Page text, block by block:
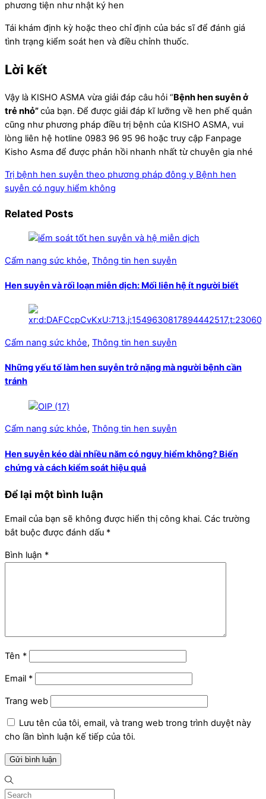
phương tiện như nhật ký hen
Tái khám định kỳ hoặc theo chỉ định của bác sĩ để đánh giá
tình trạng kiểm soát hen và điều chỉnh thuốc.
Lời kết
Vậy là KISHO ASMA vừa giải đáp câu hỏi “Bệnh hen suyễn ở
trẻ nhỏ”của bạn. Để được giải đáp kĩ lưỡng về hen phế quản
cũng như phương pháp điều trị bệnh của KISHO ASMA, vui
lòng liên hệ hotline 0983 96 95 96 hoặc truy cập Fanpage
Kisho Asma để được phản hồi nhanh nhất từ chuyên gia nhé
Trị bệnh hen suyễn theo phương pháp đông y Bệnh hen
suyễn có nguy hiểm không
Related Posts
Cẩm nang sức khỏe, Thông tin hen suyễn
Hen suyễn và rối loạn miễn dịch: Mối liên hệ ít người biết
Cẩm nang sức khỏe, Thông tin hen suyễn
Những yếu tố làm hen suyễn trở nặng mà người bệnh cần
tránh
Cẩm nang sức khỏe, Thông tin hen suyễn
Hen suyễn kéo dài nhiều năm có nguy hiểm không? Biến
chứng và cách kiểm soát hiệu quả
Để lại một bình luận
Email của bạn sẽ không được hiển thị công khai. Các trường
bắt buộc được đánh dấu *
Bình luận *
Tên *
Email *
Trang web
Lưu tên của tôi, email, và trang web trong trình duyệt này
cho lần bình luận kế tiếp của tôi.